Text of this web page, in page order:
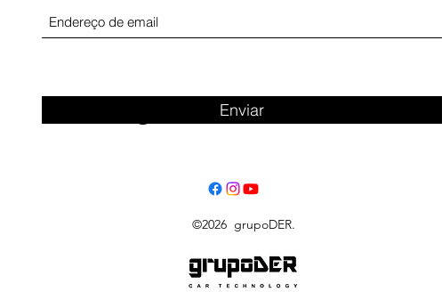
Enviar
©2026 grupoDER.